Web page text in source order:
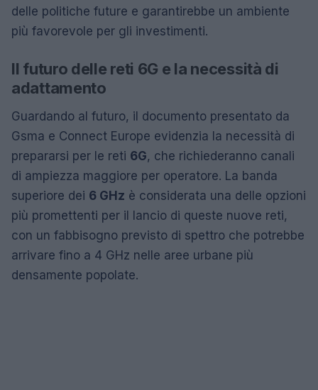
delle politiche future e garantirebbe un ambiente
più favorevole per gli investimenti.
Il futuro delle reti 6G e la necessità di
adattamento
Guardando al futuro, il documento presentato da
Gsma e Connect Europe evidenzia la necessità di
prepararsi per le reti 6G, che richiederanno canali
di ampiezza maggiore per operatore. La banda
superiore dei 6 GHz è considerata una delle opzioni
più promettenti per il lancio di queste nuove reti,
con un fabbisogno previsto di spettro che potrebbe
arrivare fino a 4 GHz nelle aree urbane più
densamente popolate.